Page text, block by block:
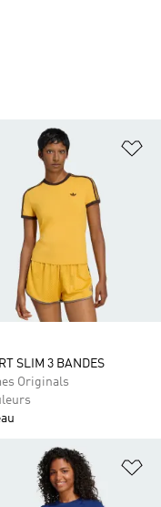
la Liste de produits
SLIM 3 BANDES
Originals
la Liste de produits